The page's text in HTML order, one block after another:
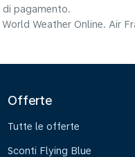
di pagamento.
Weather Online. Air
Offerte
Tutte le offerte
Sconti Flying Blue